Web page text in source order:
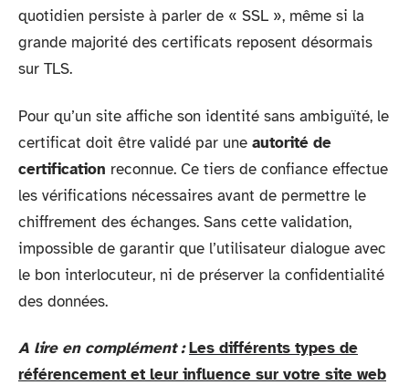
quotidien persiste à parler de « SSL », même si la
grande majorité des certificats reposent désormais
sur TLS.
Pour qu’un site affiche son identité sans ambiguïté, le
certificat doit être validé par une autorité de
certification reconnue. Ce tiers de confiance effectue
les vérifications nécessaires avant de permettre le
chiffrement des échanges. Sans cette validation,
impossible de garantir que l’utilisateur dialogue avec
le bon interlocuteur, ni de préserver la confidentialité
des données.
A lire en complément : Les différents types de
référencement et leur influence sur votre site web